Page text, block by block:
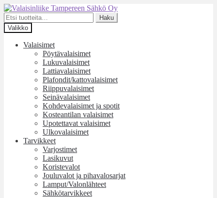
Siirry
navigointiin
Siirry
sisältöön
Etsi:
Haku
Valikko
Valaisimet
Pöytävalaisimet
Lukuvalaisimet
Lattiavalaisimet
Plafondit/kattovalaisimet
Riippuvalaisimet
Seinävalaisimet
Kohdevalaisimet ja spotit
Kosteantilan valaisimet
Upotettavat valaisimet
Ulkovalaisimet
Tarvikkeet
Varjostimet
Lasikuvut
Koristevalot
Jouluvalot ja pihavalosarjat
Lamput/Valonlähteet
Sähkötarvikkeet